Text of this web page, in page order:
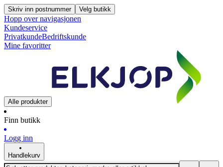
Skriv inn postnummer Velg butikk
Hopp over navigasjonen
Kundeservice
PrivatkundeBedriftskunde
Mine favoritter
Alle produkter
Finn butikk
Logg inn
Handlekurv